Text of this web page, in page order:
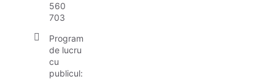
560
703
Program
de lucru
cu
publicul: